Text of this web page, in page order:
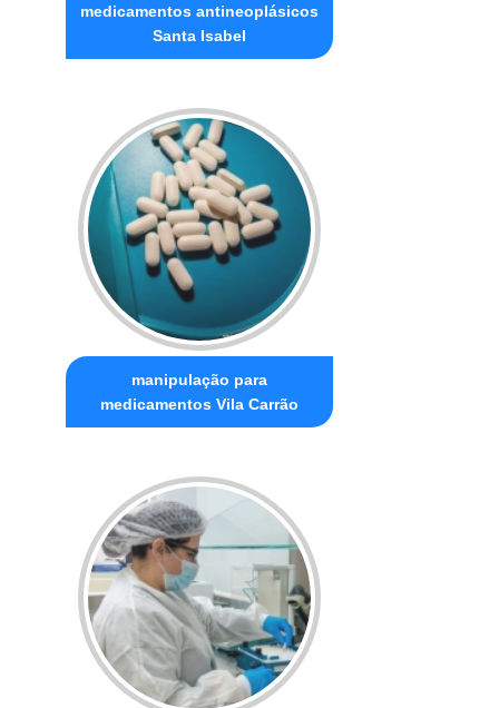
medicamentos antineoplásicos
Santa Isabel
manipulação para
medicamentos Vila Carrão